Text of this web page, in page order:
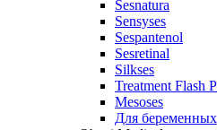
Sesnatura
Sensyses
Sespantenol
Sesretinal
Silkses
Treatment Flash
Mesoses
Для беременных